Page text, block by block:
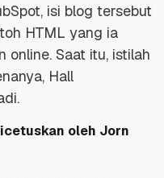
, isi blog tersebut
HTML yang ia
online. Saat itu, istilah
Hall
oleh Jorn